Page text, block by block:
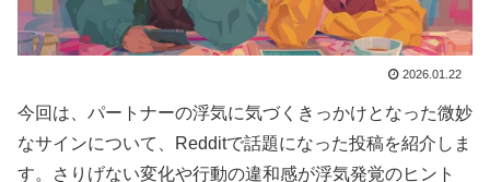
2026.01.22
今回は、パートナーの浮気に気づくきっかけとなった微妙
なサインについて、Redditで話題になった投稿を紹介しま
す。さりげない変化や行動の違和感が浮気発覚のヒント